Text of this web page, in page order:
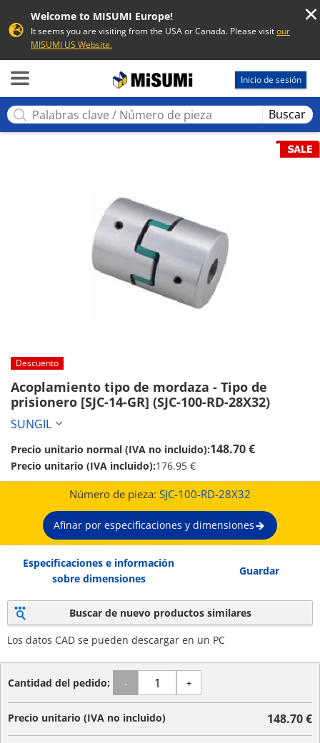
Welcome to MISUMI Europe!
It seems you are visiting from the USA or Canada. Please visitour
MISUMI US Website.
Inicio de sesión
Buscar
Descuento
Acoplamiento tipo de mordaza - Tipo de
prisionero [SJC-14-GR] (SJC-100-RD-28X32)
SUNGIL
Precio unitario normal (IVA no incluido):148.70 €
Precio unitario (IVA incluido):176.95 €
Número de pieza: SJC-100-RD-28X32
Afinar por especificaciones y dimensiones
Especificaciones e información
sobre dimensiones
Guardar
Buscar de nuevo productos similares
Los datos CAD se pueden descargar en un PC
Cantidad del pedido: - +
Precio unitario (IVA no incluido) 148.70 €